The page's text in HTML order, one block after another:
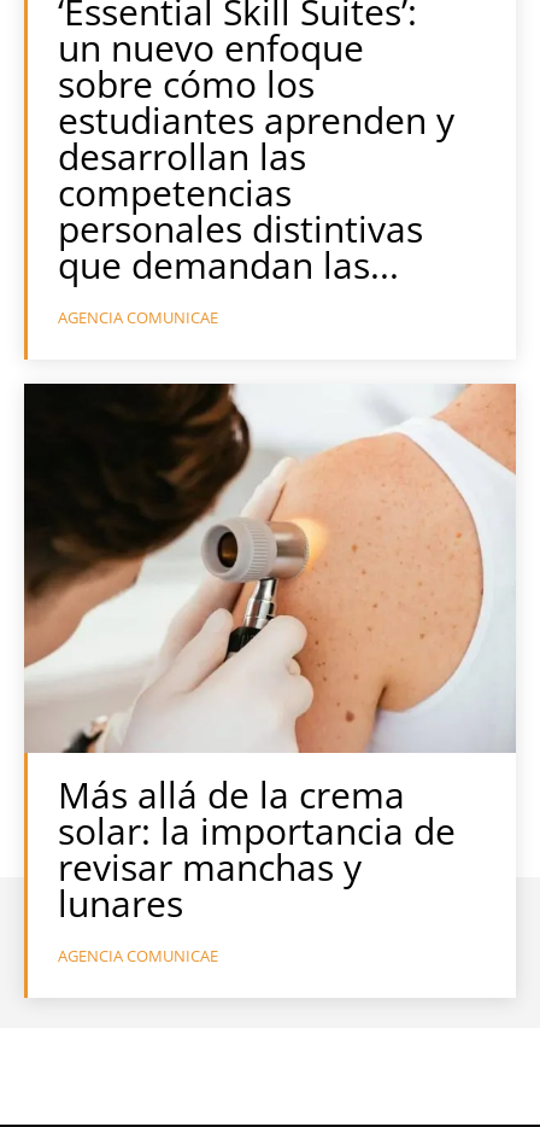
‘Essential Skill Suites’:
un nuevo enfoque
sobre cómo los
estudiantes aprenden y
desarrollan las
competencias
personales distintivas
que demandan las...
AGENCIA COMUNICAE
Más allá de la crema
solar: la importancia de
revisar manchas y
lunares
AGENCIA COMUNICAE